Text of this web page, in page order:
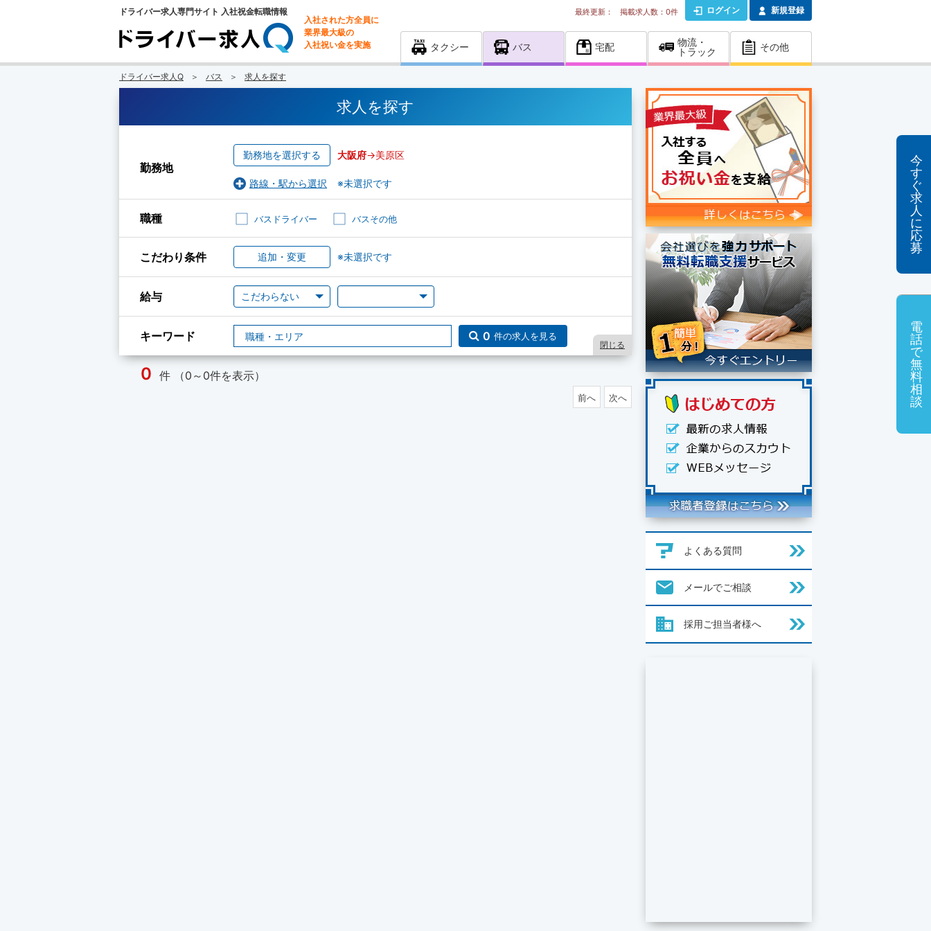
今
す
ぐ
求
人
に
応
募
電
話
で
無
料
相
談
ドライバー求人専門サイト 入社祝金転職情報
入社された方全員に
業界最大級の
入社祝い金を実施
最終更新： 掲載求人数： 0件 ログイン 新規登録
タクシー バス 宅配
物流・
トラック
その他
ドライバー求人Q バス 求人を探す
求人を探す
勤務地
勤務地を選択する 大阪府->美原区
路線・駅から選択 ※未選択です
職種 バスドライバー バスその他
こだわり条件 追加・変更 ※未選択です
給与
キーワード 0 件の求人を見る
閉じる
0 件 （0～0件を表示）
前へ 次へ
よくある質問
メールでご相談
採用ご担当者様へ